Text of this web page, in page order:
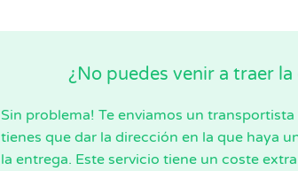
¿No puedes venir a traer
Sin problema! Te enviamos un
tienes que dar la dirección en la que haya
la entrega. Este servicio tiene un coste